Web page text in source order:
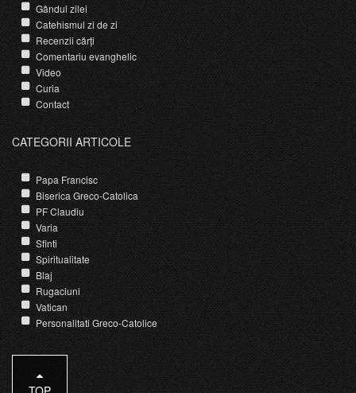
Gândul zilei
Catehismul zi de zi
Recenzii cărți
Comentariu evanghelic
Video
Curia
Contact
CATEGORII ARTICOLE
Papa Francisc
Biserica Greco-Catolica
PF Claudiu
Varia
Sfinti
Spiritualitate
Blaj
Rugaciuni
Vatican
Personalitati Greco-Catolice